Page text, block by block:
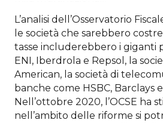
L’analisi dell’Osservatorio
le società che sarebbero
tasse includerebbero i giganti
ENI, Iberdrola e Repsol, la
American, la società di
banche come HSBC, Barclays
Nell’ottobre 2020, l’OCSE ha
nell’ambito delle riforme si